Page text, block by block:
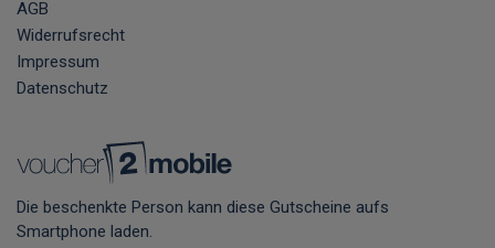
AGB
Widerrufsrecht
Impressum
Datenschutz
Die beschenkte Person kann diese Gutscheine aufs
Smartphone laden.